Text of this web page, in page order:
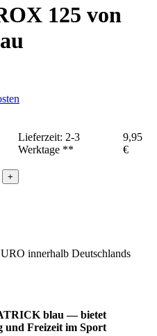
Freizeit im Sport
125 von PATRICK die
Tricot auf deiner Haut und
Hydro-Off-Ausstattung und
Schauern fokussiert.
Hose, Pullover,
aus der SPROX Kollektion
125 von PATRICK blau
leichtes Polyester Tricot
integrierten Kapuze beim
Tragekomfort bei
Teamlinie und
SPROX Teilen.